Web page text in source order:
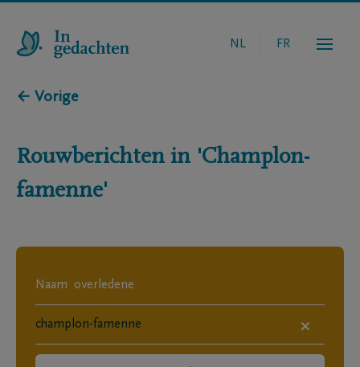
NL FR
← Vorige
Rouwberichten in 'Champlon-
famenne'
×